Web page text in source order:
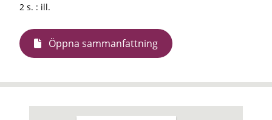
2 s. : ill.
Öppna sammanfattning